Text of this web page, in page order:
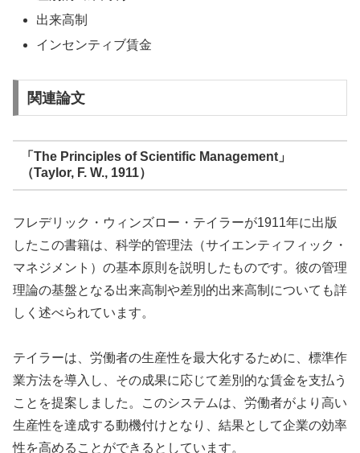
出来高制
インセンティブ賃金
関連論文
「The Principles of Scientific Management」
（Taylor, F. W., 1911）
フレデリック・ウィンズロー・テイラーが1911年に出版
したこの書籍は、科学的管理法（サイエンティフィック・
マネジメント）の基本原則を説明したものです。彼の管理
理論の基盤となる出来高制や差別的出来高制についても詳
しく述べられています。
テイラーは、労働者の生産性を最大化するために、標準作
業方法を導入し、その成果に応じて差別的な賃金を支払う
ことを提案しました。このシステムは、労働者がより高い
生産性を達成する動機付けとなり、結果として企業の効率
性を高めることができるとしています。